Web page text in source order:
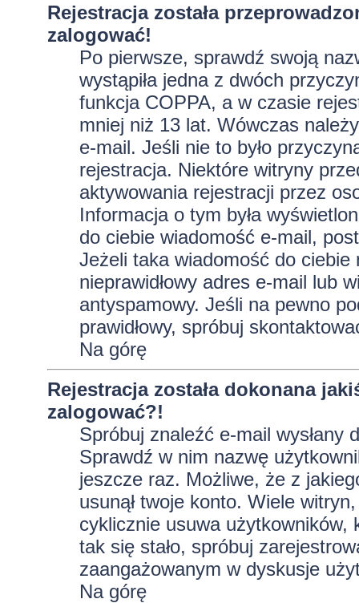
Rejestracja została
zalogować!
Po pierwsze, sprawdź swoją
wystąpiła jedna z dwóch
funkcja COPPA, a w czasie
mniej niż 13 lat. Wówczas
e-mail. Jeśli nie to było
rejestracja. Niektóre witryny
aktywowania rejestracji przez
Informacja o tym była
do ciebie wiadomość e-mail,
Jeżeli taka wiadomość do ciebie
nieprawidłowy adres e-mail lub
antyspamowy. Jeśli na pewno
prawidłowy, spróbuj
Na górę
Rejestracja została dokonana
zalogować?!
Spróbuj znaleźć e-mail wysłany
Sprawdź w nim nazwę
jeszcze raz. Możliwe, że z
usunął twoje konto. Wiele
cyklicznie usuwa użytkowników,
tak się stało, spróbuj
zaangażowanym w dyskusje
Na górę